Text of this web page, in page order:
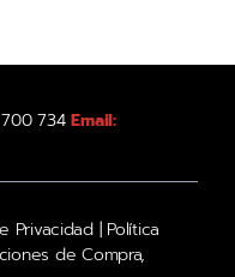
734Email:
Privacidad| Política
de Compra,